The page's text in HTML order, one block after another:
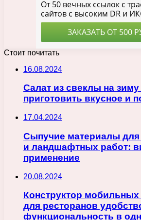
Стоит почитать
16.08.2024
Салат из свеклы на
приготовить вкусное и
17.04.2024
Сыпучие материалы для
и ландшафтных работ:
применение
20.08.2024
Конструктор
для ресторанов
функциональность в